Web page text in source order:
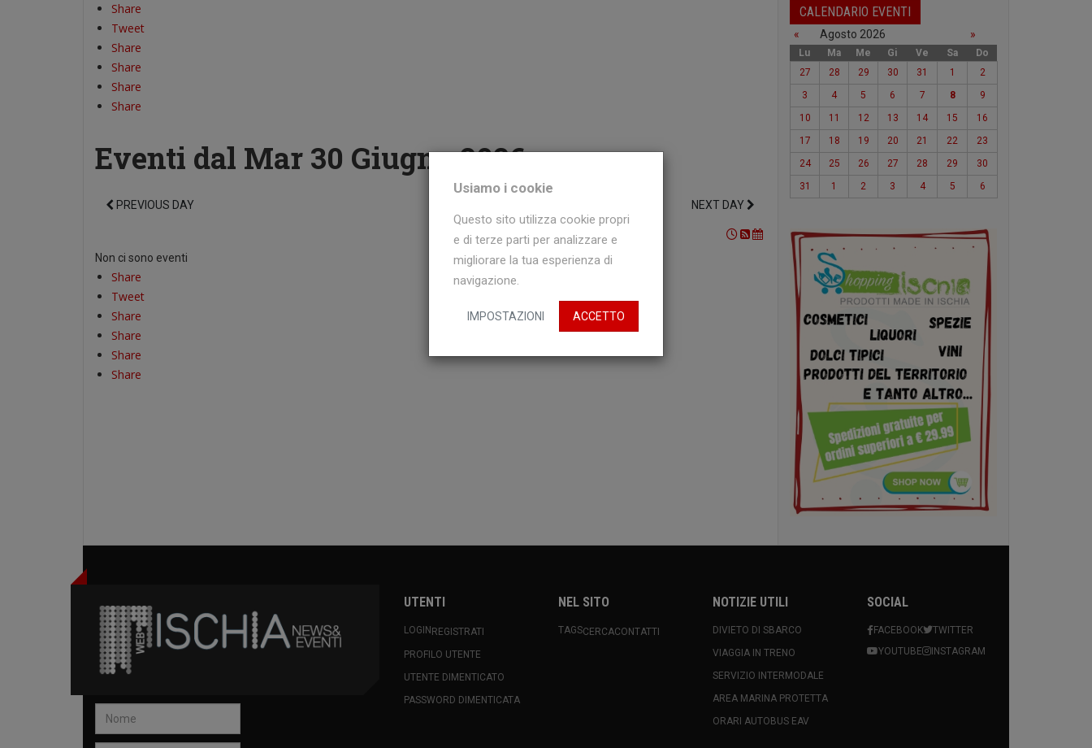
Share
Tweet
Share
Share
Share
Share
Eventi dal Mar 30 Giugno 2026
PREVIOUS DAY NEXT DAY
Non ci sono eventi
Share
Tweet
Share
Share
Share
Share
CALENDARIO EVENTI
« Agosto 2026 »
Lu Ma Me Gi Ve Sa
Do
27
28 29 30 31 1
2
3
4 5 6 7 8
9
10
11 12 13 14 15
16
17
18 19 20 21 22
23
24
25 26 27 28 29
30
31
1 2 3 4 5 6
UTENTI
LOGIN REGISTRATI
PROFILO UTENTE
UTENTE DIMENTICATO
PASSWORD DIMENTICATA
NEL SITO
TAGSCERCACONTATTI
NOTIZIE UTILI
DIVIETO DI SBARCO
VIAGGIA IN TRENO
SERVIZIO INTERMODALE
AREA MARINA PROTETTA
ORARI AUTOBUS EAV
SOCIAL
FACEBOOK
TWITTER
YOUTUBE
INSTAGRAM
Usiamo i cookie
Questo sito utilizza cookie propri
e di terze parti per analizzare e
migliorare la tua esperienza di
navigazione.
IMPOSTAZIONI ACCETTO